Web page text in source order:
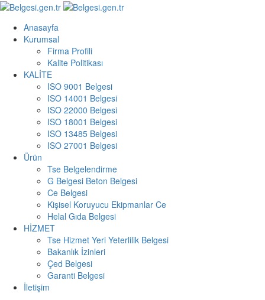
Anasayfa
Kurumsal
Firma Profili
Kalite Politikası
KALİTE
ISO 9001 Belgesi
ISO 14001 Belgesi
ISO 22000 Belgesi
ISO 18001 Belgesi
ISO 13485 Belgesi
ISO 27001 Belgesi
Ürün
Tse Belgelendirme
G Belgesi Beton Belgesi
Ce Belgesi
Kişisel Koruyucu Ekipmanlar Ce
Helal Gıda Belgesi
HİZMET
Tse Hizmet Yeri Yeterlilik Belgesi
Bakanlık İzinleri
Çed Belgesi
Garanti Belgesi
İletişim